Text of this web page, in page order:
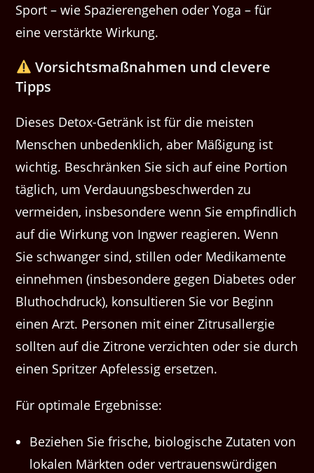
Sport – wie Spazierengehen oder Yoga – für
eine verstärkte Wirkung.
Vorsichtsmaßnahmen und clevere
Tipps
Dieses Detox-Getränk ist für die meisten
Menschen unbedenklich, aber Mäßigung ist
wichtig. Beschränken Sie sich auf eine Portion
täglich, um Verdauungsbeschwerden zu
vermeiden, insbesondere wenn Sie empfindlich
auf die Wirkung von Ingwer reagieren. Wenn
Sie schwanger sind, stillen oder Medikamente
einnehmen (insbesondere gegen Diabetes oder
Bluthochdruck), konsultieren Sie vor Beginn
einen Arzt. Personen mit einer Zitrusallergie
sollten auf die Zitrone verzichten oder sie durch
einen Spritzer Apfelessig ersetzen.
Für optimale Ergebnisse:
Beziehen Sie frische, biologische Zutaten von
lokalen Märkten oder vertrauenswürdigen